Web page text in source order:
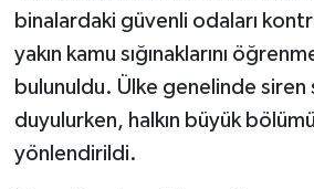
binalardaki güvenli odaları
yakın kamu sığınaklarını
bulunuldu. Ülke genelinde siren
duyulurken, halkın büyük bölümü
yönlendirildi.